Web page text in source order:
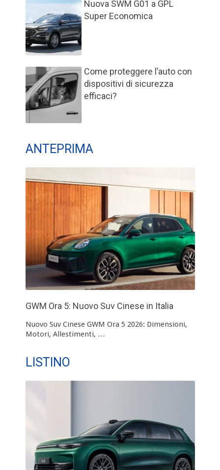
Nuova SWM G01 a GPL
Super Economica
Come proteggere l’auto con
dispositivi di sicurezza
efficaci?
ANTEPRIMA
GWM Ora 5: Nuovo Suv Cinese in Italia
Nuovo Suv Cinese GWM Ora 5 2026: Dimensioni,
Motori, Allestimenti, …
LISTINO